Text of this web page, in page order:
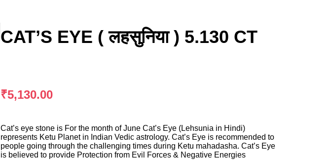
CAT’S EYE ( लहसुनिया ) 5.130 CT
₹5,130.00
Cat’s eye stone is For the month of June Cat’s Eye (Lehsunia in Hindi)
represents Ketu Planet in Indian Vedic astrology. Cat’s Eye is recommended to
people going through the challenging times during Ketu mahadasha. Cat’s Eye
is believed to provide Protection from Evil Forces & Negative Energies